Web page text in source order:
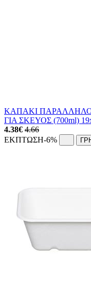
ΚΑΠΑΚΙ
ΓΙΑ ΣΚΕΥΟΣ (700ml)
4.38€ 4.66
ΕΚΠΤΩΣΗ-6%